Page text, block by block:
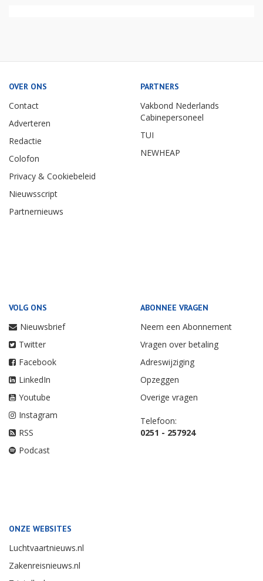
OVER ONS
Contact
Adverteren
Redactie
Colofon
Privacy & Cookiebeleid
Nieuwsscript
Partnernieuws
PARTNERS
Vakbond Nederlands
Cabinepersoneel
TUI
NEWHEAP
VOLG ONS
Nieuwsbrief
Twitter
Facebook
LinkedIn
Youtube
Instagram
RSS
Podcast
ABONNEE VRAGEN
Neem een Abonnement
Vragen over betaling
Adreswijziging
Opzeggen
Overige vragen
Telefoon:
0251 - 257924
ONZE WEBSITES
Luchtvaartnieuws.nl
Zakenreisnieuws.nl